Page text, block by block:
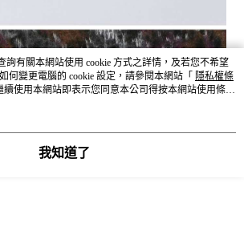
詢有關本網站使用 cookie 方式之詳情，及若您不希望
何變更電腦的 cookie 設定，請參閱本網站「 隱私權條
續使用本網站即表示您同意本公司得按本網站使用條款
我知道了